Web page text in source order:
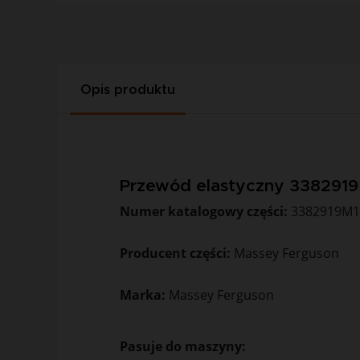
Opis produktu
Przewód elastyczny
Numer katalogowy części: 3382919M1
Producent części: Massey Ferguson
Marka: Massey Ferguson
Pasuje do maszyny: